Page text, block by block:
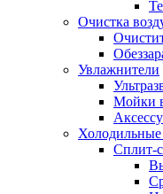
Очистка
Увлажнители
Мойки
Холодильные
Сплит-